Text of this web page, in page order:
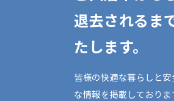
退去されるま
たします。
皆様の快適な暮らしと
な情報を掲載しておりま